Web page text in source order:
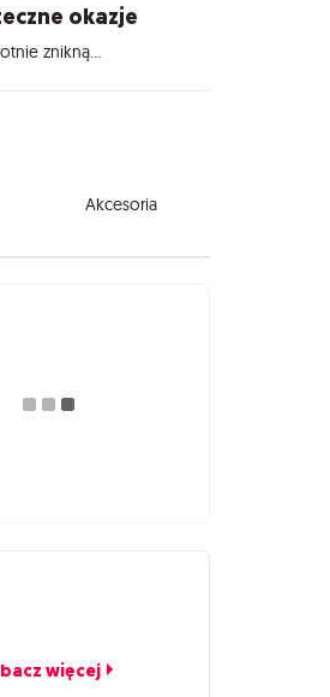
okazje
znikną...
Akcesoria
więcej